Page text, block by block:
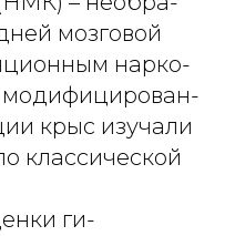
мозговой
нарко-
модифицирован-
крыс изучали
классической
ги-